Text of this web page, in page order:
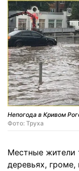
Непогода в Кривом
Фото: Труха
Местные жители
деревьях,